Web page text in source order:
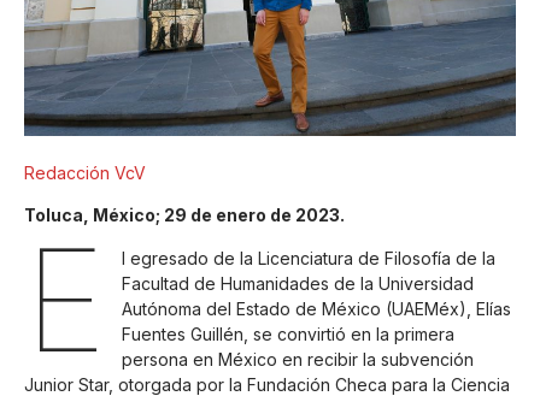
Redacción VcV
Toluca, México; 29 de enero de 2023.
E
l egresado de la Licenciatura de Filosofía de la
Facultad de Humanidades de la Universidad
Autónoma del Estado de México (UAEMéx), Elías
Fuentes Guillén, se convirtió en la primera
persona en México en recibir la subvención
Junior Star, otorgada por la Fundación Checa para la Ciencia